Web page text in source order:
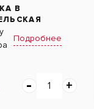
В
Подробнее